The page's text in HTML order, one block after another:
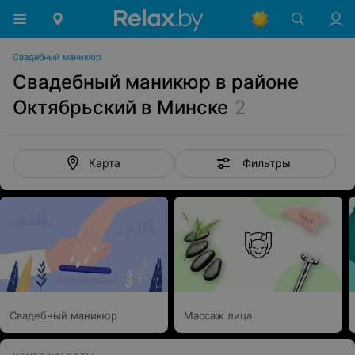
Свадебный маникюр
Свадебный маникюр в районе
Октябрьский в Минске 2
Карта Фильтры
Свадебный маникюр Массаж лица